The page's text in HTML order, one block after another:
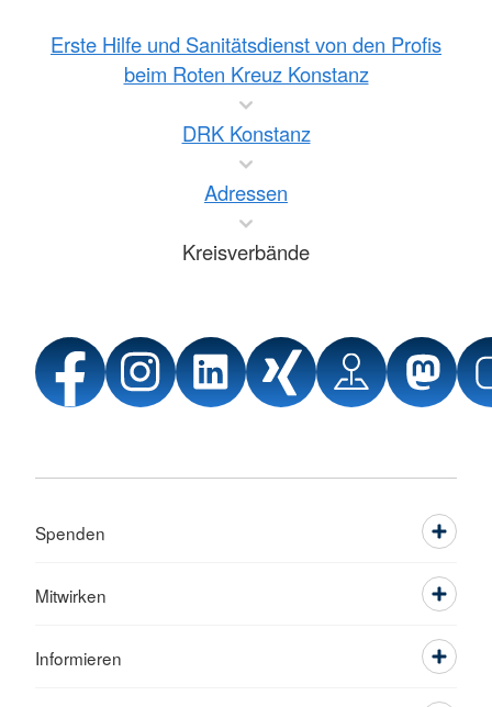
Erste Hilfe und Sanitätsdienst von den Profis
beim Roten Kreuz Konstanz
DRK Konstanz
Adressen
Kreisverbände
Spenden
Mitwirken
Informieren